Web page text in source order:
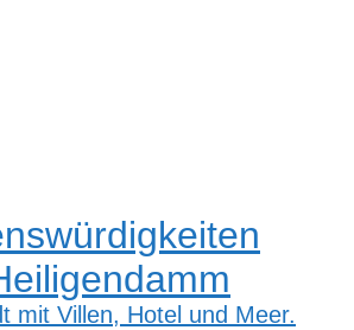
mit Villen, Hotel und Meer.